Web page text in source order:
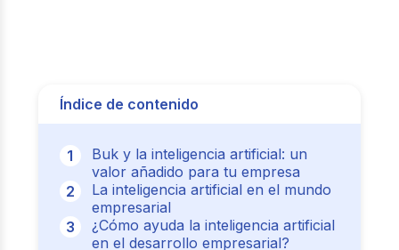
Índice de contenido
Buk y la inteligencia artificial: un
valor añadido para tu empresa
La inteligencia artificial en el mundo
empresarial
¿Cómo ayuda la inteligencia artificial
en el desarrollo empresarial?